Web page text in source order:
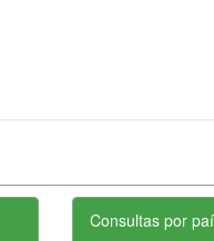
Consultas por